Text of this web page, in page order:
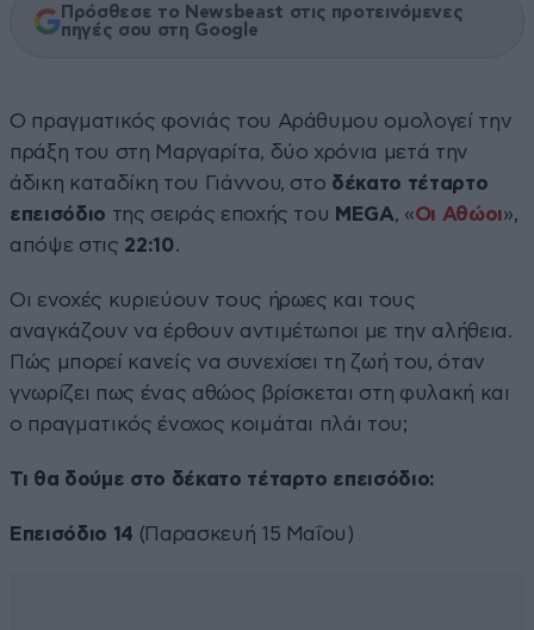
Πρόσθεσε το Newsbeast στις προτεινόμενες
πηγές σου στη Google
Ο πραγματικός φονιάς του Αράθυμου ομολογεί την
πράξη του στη Μαργαρίτα, δύο χρόνια μετά την
άδικη καταδίκη του Γιάννου, στο δέκατο τέταρτο
επεισόδιο της σειράς εποχής του MEGA, «Οι Αθώοι»,
απόψε στις 22:10.
Οι ενοχές κυριεύουν τους ήρωες και τους
αναγκάζουν να έρθουν αντιμέτωποι με την αλήθεια.
Πώς μπορεί κανείς να συνεχίσει τη ζωή του, όταν
γνωρίζει πως ένας αθώος βρίσκεται στη φυλακή και
ο πραγματικός ένοχος κοιμάται πλάι του;
Τι θα δούμε στο δέκατο τέταρτο επεισόδιο:
Επεισόδιο 14 (Παρασκευή 15 Μαΐου)